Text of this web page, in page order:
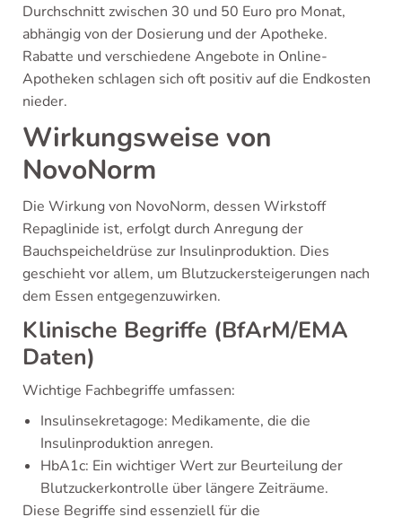
Durchschnitt zwischen 30 und 50 Euro pro Monat,
abhängig von der Dosierung und der Apotheke.
Rabatte und verschiedene Angebote in Online-
Apotheken schlagen sich oft positiv auf die Endkosten
nieder.
Wirkungsweise von
NovoNorm
Die Wirkung von NovoNorm, dessen Wirkstoff
Repaglinide ist, erfolgt durch Anregung der
Bauchspeicheldrüse zur Insulinproduktion. Dies
geschieht vor allem, um Blutzuckersteigerungen nach
dem Essen entgegenzuwirken.
Klinische Begriffe (BfArM/EMA
Daten)
Wichtige Fachbegriffe umfassen:
Insulinsekretagoge: Medikamente, die die
Insulinproduktion anregen.
HbA1c: Ein wichtiger Wert zur Beurteilung der
Blutzuckerkontrolle über längere Zeiträume.
Diese Begriffe sind essenziell für die